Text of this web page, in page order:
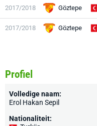
2017/2018 Göztepe
2017/2018 Göztepe
Profiel
Volledige naam:
Erol Hakan Sepil
Nationaliteit: